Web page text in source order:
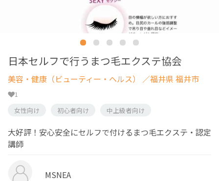
日本セルフで行うまつ毛エクステ協会
美容・健康（ビューティー・ヘルス） ／福井県 福井市
1
女性向け
初心者向け 中上級者向け
大好評！安心安全にセルフで付けるまつ毛エクステ・認定
講師
MSNEA